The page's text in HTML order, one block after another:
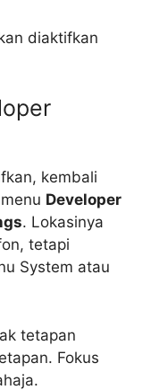
diaktifkan
kembali
Developer
. Lokasinya
tetapi
System atau
tetapan
Fokus